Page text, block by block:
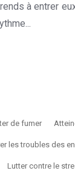
à entrer
de fumer
les troubles des
Lutter contre le